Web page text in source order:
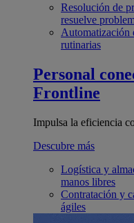
Resolución de
resuelve
Automatización
rutinarias
Personal
Frontline
Impulsa la eficiencia
Descubre más
Logística y
manos libres
Contratación y
ágiles